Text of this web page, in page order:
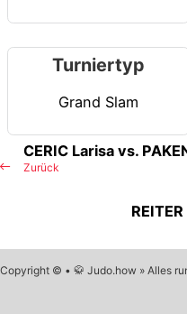
Turniertyp
Grand Slam
Zurück
CERIC Larisa vs.
Copyright © • 🥋 Judo.how » Alles